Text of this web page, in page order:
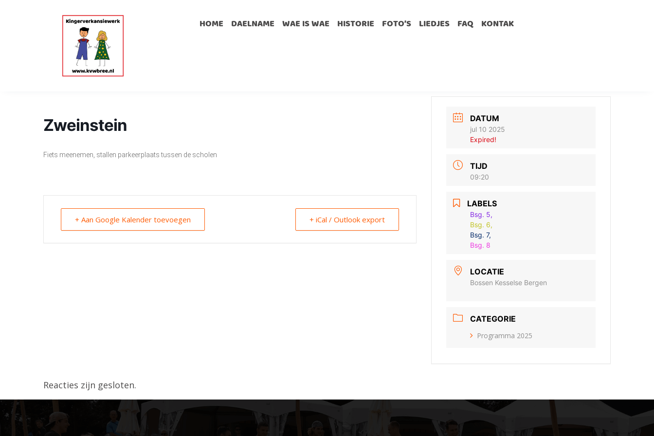
HOME DAELNAME WAE IS WAE HISTORIE FOTO’S LIEDJES FAQ KONTAK
Zweinstein
Fiets meenemen, stallen parkeerplaats tussen de scholen
+ Aan Google Kalender toevoegen + iCal / Outlook export
DATUM
jul 10 2025
Expired!
TIJD
09:20
LABELS
Bsg. 5,
Bsg. 6,
Bsg. 7,
Bsg. 8
LOCATIE
Bossen Kesselse Bergen
CATEGORIE
Programma 2025
Reacties zijn gesloten.